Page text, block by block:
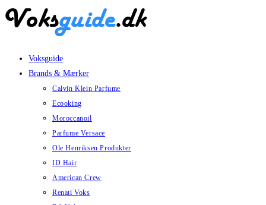
Skip
Voksguide
Brands & Mærker
Calvin Klein Parfume
Ecooking
Moroccanoil
Parfume Versace
Ole Henriksen Produkter
ID Hair
American Crew
Renati Voks